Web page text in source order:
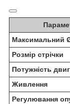
Максимальний
Розмір стрічки
Потужність
Живлення
Регулювання